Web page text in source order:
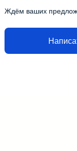
Ждём ваших